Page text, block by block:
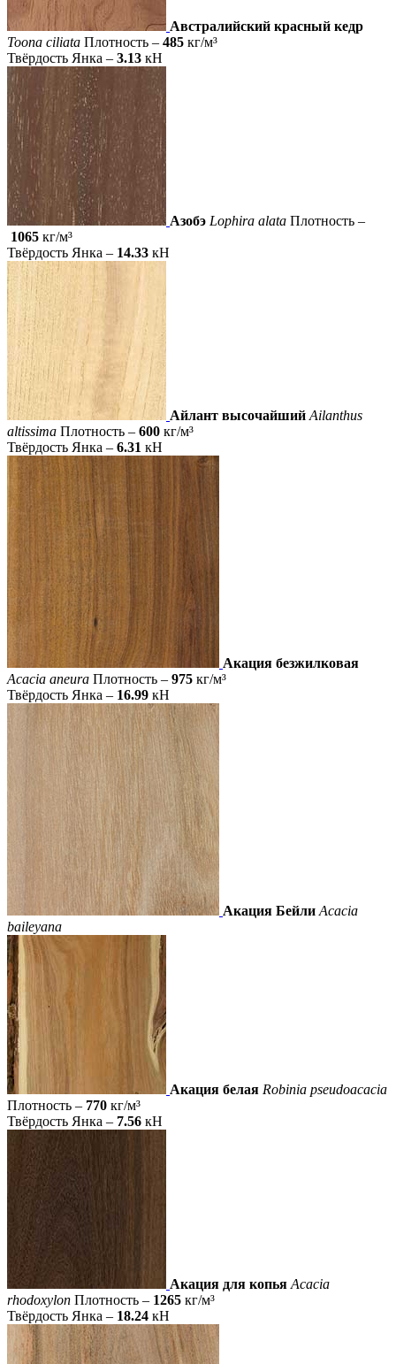
Австралийский красный кедр
Toona ciliata Плотность – 485 кг/м³
Твёрдость Янка – 3.13 кН
Азобэ Lophira alata Плотность –
1065 кг/м³
Твёрдость Янка – 14.33 кН
Айлант высочайший Ailanthus
altissima Плотность – 600 кг/м³
Твёрдость Янка – 6.31 кН
Акация безжилковая
Acacia aneura Плотность – 975 кг/м³
Твёрдость Янка – 16.99 кН
Акация Бейли Acacia
baileyana
Акация белая Robinia pseudoacacia
Плотность – 770 кг/м³
Твёрдость Янка – 7.56 кН
Акация для копья Acacia
rhodoxylon Плотность – 1265 кг/м³
Твёрдость Янка – 18.24 кН